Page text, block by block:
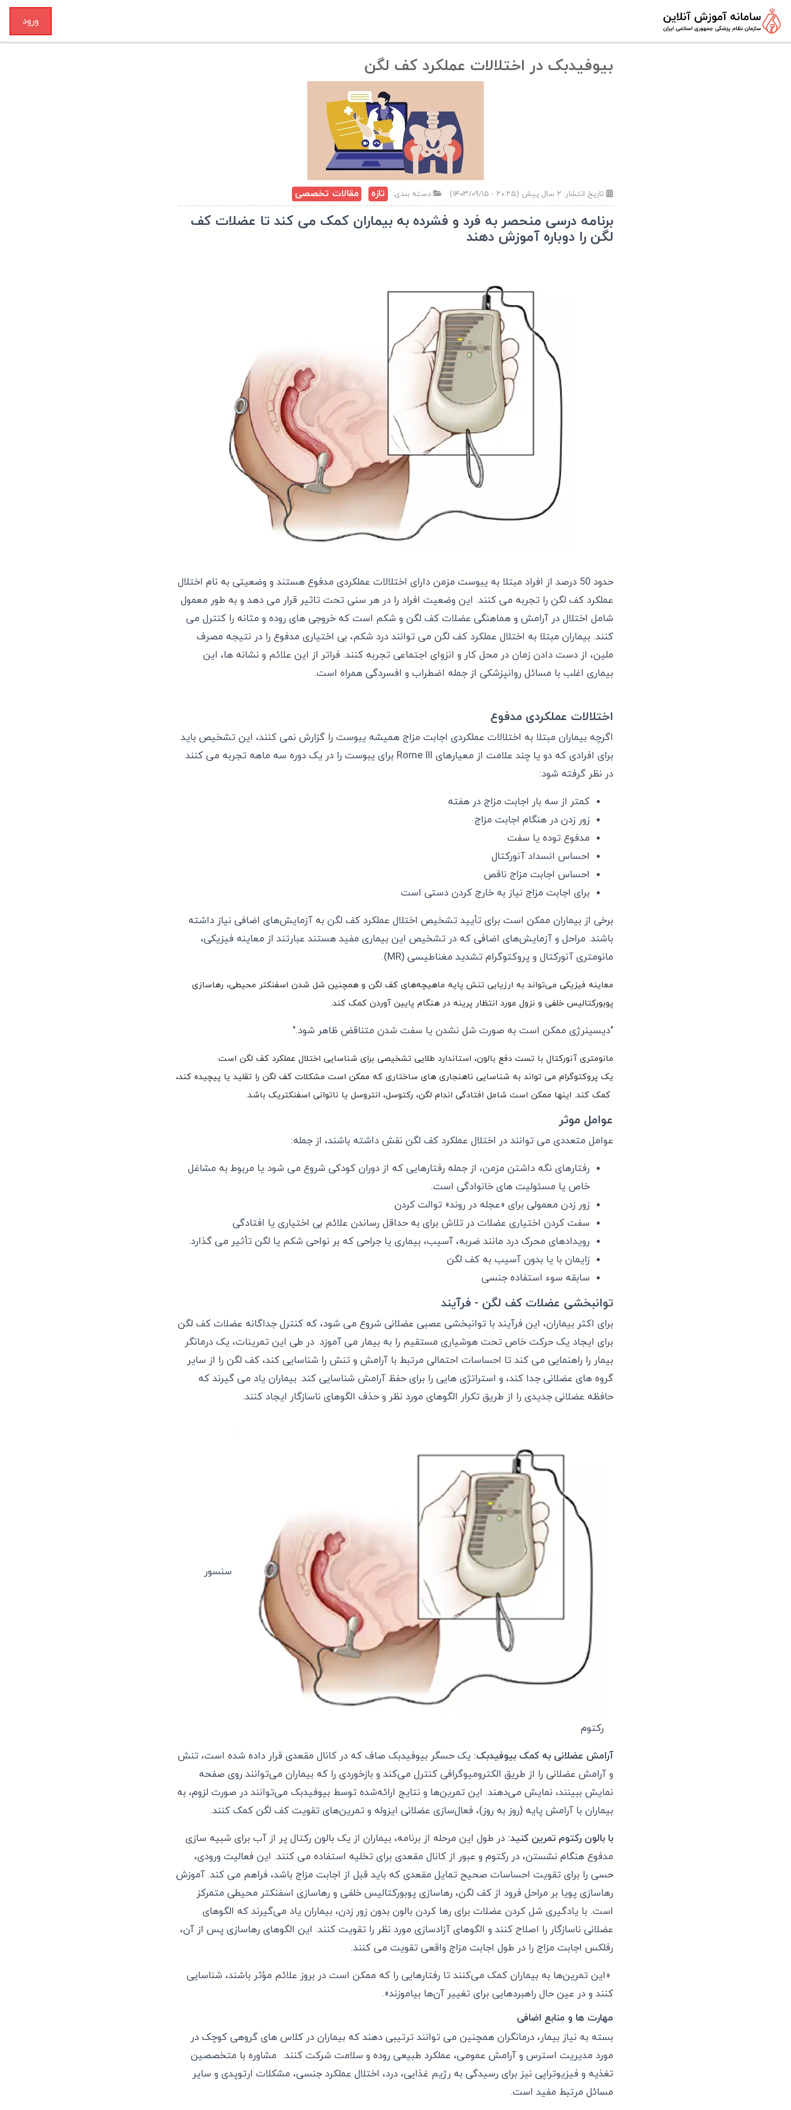
ورود
بیوفیدبک در اختلالات عملکرد کف لگن
تاریخ انتشار: ۲ سال پیش (۲۰:۲۵ - ۱۴۰۳/۰۹/۱۵) دسته بندی: تازه مقالات تخصصی
برنامه درسی منحصر به فرد و فشرده به بیماران کمک می کند تا عضلات کف
لگن را دوباره آموزش دهند
حدود 50 درصد از افراد مبتلا به یبوست مزمن دارای اختلالات عملکردی مدفوع هستند و وضعیتی به نام اختلال
عملکرد کف لگن را تجربه می کنند. این وضعیت افراد را در هر سنی تحت تاثیر قرار می دهد و به طور معمول
شامل اختلال در آرامش و هماهنگی عضلات کف لگن و شکم است که خروجی های روده و مثانه را کنترل می
کنند. بیماران مبتلا به اختلال عملکرد کف لگن می توانند درد شکم، بی اختیاری مدفوع را در نتیجه مصرف
ملین، از دست دادن زمان در محل کار و انزوای اجتماعی تجربه کنند. فراتر از این علائم و نشانه ها، این
بیماری اغلب با مسائل روانپزشکی از جمله اضطراب و افسردگی همراه است.
اختلالات عملکردی مدفوع
اگرچه بیماران مبتلا به اختلالات عملکردی اجابت مزاج همیشه یبوست را گزارش نمی کنند، این تشخیص باید
برای افرادی که دو یا چند علامت از معیارهای Rome III برای یبوست را در یک دوره سه ماهه تجربه می کنند
در نظر گرفته شود:
کمتر از سه بار اجابت مزاج در هفته
زور زدن در هنگام اجابت مزاج
مدفوع توده یا سفت
احساس انسداد آنورکتال
احساس اجابت مزاج ناقص
برای اجابت مزاج نیاز به خارج کردن دستی است
برخی از بیماران ممکن است برای تأیید تشخیص اختلال عملکرد کف لگن به آزمایش‌های اضافی نیاز داشته
باشند. مراحل و آزمایش‌های اضافی که در تشخیص این بیماری مفید هستند عبارتند از معاینه فیزیکی،
مانومتری آنورکتال و پروکتوگرام تشدید مغناطیسی (MR).
معاینه فیزیکی می‌تواند به ارزیابی تنش پایه ماهیچه‌های کف لگن و همچنین شل شدن اسفنکتر محیطی، رهاسازی
پوبورکتالیس خلفی و نزول مورد انتظار پرینه در هنگام پایین آوردن کمک کند.
"دیسینرژی ممکن است به صورت شل نشدن یا سفت شدن متناقض ظاهر شود."
مانومتری آنورکتال با تست دفع بالون، استاندارد طلایی تشخیصی برای شناسایی اختلال عملکرد کف لگن است.
یک پروکتوگرام می تواند به شناسایی ناهنجاری های ساختاری که ممکن است مشکلات کف لگن را تقلید یا پیچیده کند،
کمک کند. اینها ممکن است شامل افتادگی اندام لگن، رکتوسل، انتروسل یا ناتوانی اسفنکتریک باشد.
عوامل موثر
عوامل متعددی می توانند در اختلال عملکرد کف لگن نقش داشته باشند، از جمله:
رفتارهای نگه داشتن مزمن، از جمله رفتارهایی که از دوران کودکی شروع می شود یا مربوط به مشاغل
خاص یا مسئولیت های خانوادگی است.
زور زدن معمولی برای «عجله در روند» توالت کردن
سفت کردن اختیاری عضلات در تلاش برای به حداقل رساندن علائم بی اختیاری یا افتادگی
رویدادهای محرک درد مانند ضربه، آسیب، بیماری یا جراحی که بر نواحی شکم یا لگن تأثیر می گذارد.
زایمان با یا بدون آسیب به کف لگن
سابقه سوء استفاده جنسی
توانبخشی عضلات کف لگن - فرآیند
برای اکثر بیماران، این فرآیند با توانبخشی عصبی عضلانی شروع می شود، که کنترل جداگانه عضلات کف لگن
برای ایجاد یک حرکت خاص تحت هوشیاری مستقیم را به بیمار می آموزد. در طی این تمرینات، یک درمانگر
بیمار را راهنمایی می کند تا احساسات احتمالی مرتبط با آرامش و تنش را شناسایی کند، کف لگن را از سایر
گروه های عضلانی جدا کند، و استراتژی هایی را برای حفظ آرامش شناسایی کند. بیماران یاد می گیرند که
حافظه عضلانی جدیدی را از طریق تکرار الگوهای مورد نظر و حذف الگوهای ناسازگار ایجاد کنند.
سنسور
رکتوم
آرامش عضلانی به کمک بیوفیدبک: یک حسگر بیوفیدبک صاف که در کانال مقعدی قرار داده شده است، تنش
و آرامش عضلانی را از طریق الکترومیوگرافی کنترل می‌کند و بازخوردی را که بیماران می‌توانند روی صفحه
نمایش ببینند، نمایش می‌دهند. این تمرین‌ها و نتایج ارائه‌شده توسط بیوفیدبک می‌توانند در صورت لزوم، به
بیماران با آرامش پایه (روز به روز)، فعال‌سازی عضلانی ایزوله و تمرین‌های تقویت کف لگن کمک کنند.
با بالون رکتوم تمرین کنید: در طول این مرحله از برنامه، بیماران از یک بالون رکتال پر از آب برای شبیه سازی
مدفوع هنگام نشستن، در رکتوم و عبور از کانال مقعدی برای تخلیه استفاده می کنند. این فعالیت ورودی،
حسی را برای تقویت احساسات صحیح تمایل مقعدی که باید قبل از اجابت مزاج باشد، فراهم می کند. آموزش
رهاسازی پویا بر مراحل فرود از کف لگن، رهاسازی پوبورکتالیس خلفی و رهاسازی اسفنکتر محیطی متمرکز
است. با یادگیری شل کردن عضلات برای رها کردن بالون بدون زور زدن، بیماران یاد می‌گیرند که الگوهای
عضلانی ناسازگار را اصلاح کنند و الگوهای آزادسازی مورد نظر را تقویت کنند. این الگوهای رهاسازی پس از آن،
رفلکس اجابت مزاج را در طول اجابت مزاج واقعی تقویت می کنند.
«این تمرین‌ها به بیماران کمک می‌کنند تا رفتارهایی را که ممکن است در بروز علائم مؤثر باشند، شناسایی
کنند و در عین حال راهبردهایی برای تغییر آن‌ها بیاموزند».
مهارت ها و منابع اضافی
بسته به نیاز بیمار، درمانگران همچنین می توانند ترتیبی دهند که بیماران در کلاس های گروهی کوچک در
مورد مدیریت استرس و آرامش عمومی، عملکرد طبیعی روده و سلامت شرکت کنند. مشاوره با متخصصین
تغذیه و فیزیوتراپی نیز برای رسیدگی به رژیم غذایی، درد، اختلال عملکرد جنسی، مشکلات ارتوپدی و سایر
مسائل مرتبط مفید است.